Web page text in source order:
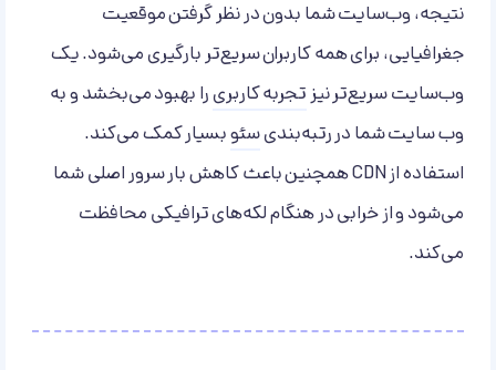
نتیجه، وب‌سایت شما بدون در نظر گرفتن موقعیت
جغرافیایی، برای همه کاربران سریع‌تر بارگیری می‌شود. یک
وب‌سایت سریع‌تر نیزتجربه کاربریرا بهبود می‌بخشد و به
وب سایت شما در رتبه‌بندیسئوبسیار کمک می‌کند.
استفاده از CDN همچنین باعث کاهش بار سرور اصلی شما
می‌شود و از خرابی در هنگام لکه‌های ترافیکی محافظت
می‌کند.